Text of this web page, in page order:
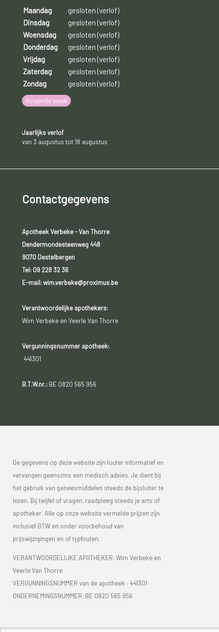
Maandag
gesloten (verlof)
Dinsdag
gesloten (verlof)
Woensdag
gesloten (verlof)
Donderdag
gesloten (verlof)
Vrijdag
gesloten (verlof)
Zaterdag
gesloten (verlof)
Zondag
gesloten (verlof)
Volgende week
Jaarlijks verlof
van 3 augustus tot 18 augustus
Contactgegevens
Apotheek Verbeke - Van Thorre
Dendermondesteenweg 448
9070 Destelbergen
Tel: 09 228 32 36
E-mail: wim.verbeke@proximus.be
Verantwoordelijke apothekers:
Wim Verbeke en Veerle Van Thorre
Vergunningsnummer apotheek:
441301
B.T.W.nr.:BE 0820 565 956
De gegevens op deze website zijn louter informatief en
vervangen geenszins een medisch advies. Je dient bij
het gebruik van geneesmiddelen steeds de bijsluiter te
lezen. Bij twijfel of vragen, raadpleeg steeds je arts of
apotheker. Alle op onze website vermelde prijzen zijn
inclusief BTW en onder voorbehoud van
prijswijzigingen en of typfouten.
VERANTWOORDELIJKE APOTHEKER: Wim Verbeke en
Veerle Van Thorre
VERGUNNINGSNUMMER van de apotheek : 441301
ONDERNEMINGSNUMMER: BE 0820 565 956